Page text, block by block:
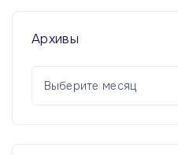
Архивы
А
х